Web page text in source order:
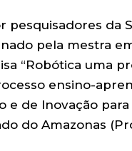
pesquisadores da
pela mestra
“Robótica uma
ensino-
e de Inovação
do Amazonas